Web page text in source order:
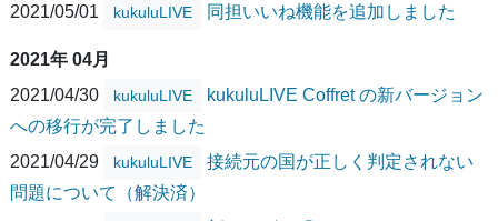
2021/05/01
kukuluLIVE 同担いいね機能を追加しました
2021年 04月
2021/04/30
kukuluLIVE
kukuluLIVE Coffret の新バージョン
への移行が完了しました
2021/04/29
kukuluLIVE
接続元の国が正しく判定されない
問題について（解決済）